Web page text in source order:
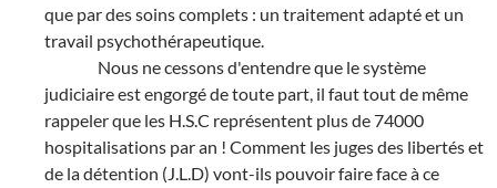
que par des soins complets : un traitement adapté et un
travail psychothérapeutique.
Nous ne cessons d'entendre que le système
judiciaire est engorgé de toute part, il faut tout de même
rappeler que les H.S.C représentent plus de 74000
hospitalisations par an ! Comment les juges des libertés et
de la détention (J.L.D) vont-ils pouvoir faire face à ce